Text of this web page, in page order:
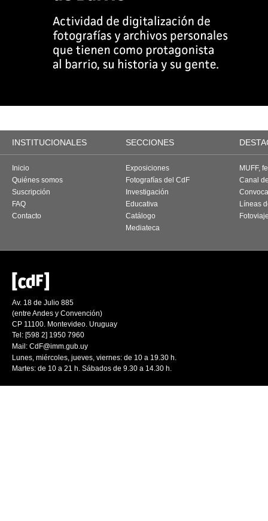
INSTITUCIONALES SECCIONES
Inicio
Quiénes somos
Suscripción
FAQ
Contacto
Exposiciones
Fotografías del CdF
Investigación
Educativa
Catálogo
Mediateca
MUFF,
Canal
Líneas
Av. 18 de Julio 885
(entre Andes y Convención)
CP 11100. Montevideo. Uruguay
Tel: [598 2] 1950 7960
Mail: CdF@imm.gub.uy
Lunes, miércoles, jueves, viernes: de 10 a 19.30 h.
Martes: de 10 a 21 h. Sábados de 9.30 a 14.30 h.